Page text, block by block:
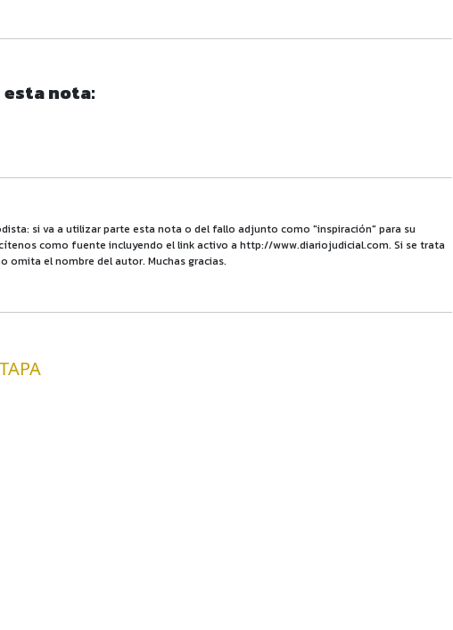
esta nota:
si va a utilizar parte esta nota o del fallo adjunto como "inspiración" para su
como fuente incluyendo el link activo a http://www.diariojudicial.com. Si se trata
omita el nombre del autor. Muchas gracias.